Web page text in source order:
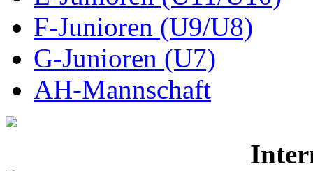
F-Junioren (U9/U8)
G-Junioren (U7)
AH-Mannschaft